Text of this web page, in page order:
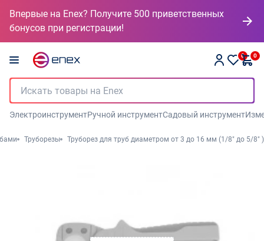
Впервые на Enex? Получите 500 приветственных
бонусов при регистрации!
0 0
ЭлектроинструментРучной инструментСадовый инструмент
Труборезы Труборез для труб диаметром от 3 до 16 мм (1/8" до 5/8" )